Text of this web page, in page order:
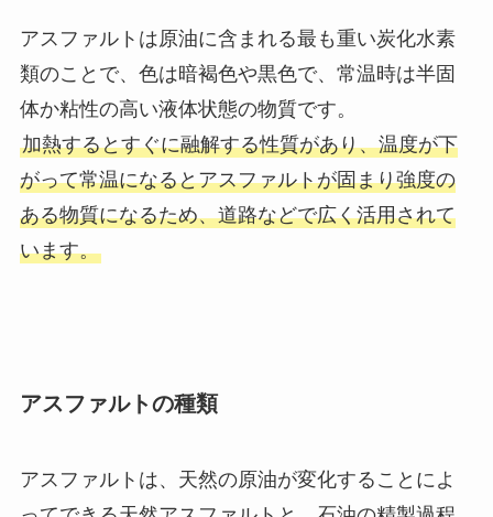
アスファルトは原油に含まれる最も重い炭化水素
類のことで、色は暗褐色や黒色で、常温時は半固
体か粘性の高い液体状態の物質です。
加熱するとすぐに融解する性質があり、温度が下
がって常温になるとアスファルトが固まり強度の
ある物質になるため、道路などで広く活用されて
います。
アスファルトの種類
アスファルトは、天然の原油が変化することによ